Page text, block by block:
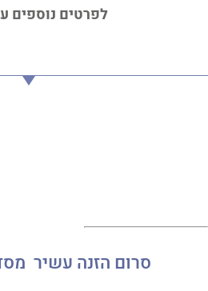
לפרטים נוספים
סרום הזנה עשיר